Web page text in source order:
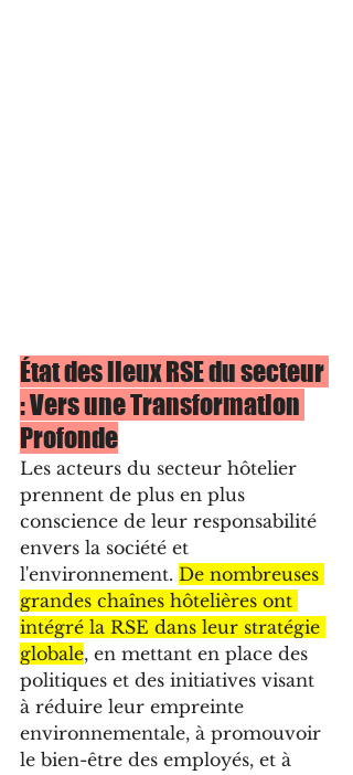
État des lieux RSE du secteur
: Vers une Transformation
Profonde
Les acteurs du secteur hôtelier
prennent de plus en plus
conscience de leur responsabilité
envers la société et
l'environnement. De nombreuses
grandes chaînes hôtelières ont
intégré la RSE dans leur stratégie
globale, en mettant en place des
politiques et des initiatives visant
à réduire leur empreinte
environnementale, à promouvoir
le bien-être des employés, et à